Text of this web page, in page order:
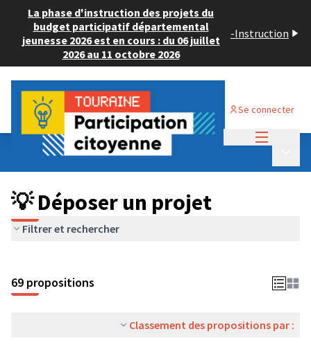
La phase d'instruction des projets du
budget participatif départemental
jeunesse 2026 est en cours : du 06 juillet
2026 au 11 octobre 2026
-Instruction
Se connecter
Budget Participatif ADULTE 2024
💡 Déposer un projet
💡 Déposer un projet
Filtrer et rechercher
69 propositions
Classement des propositions par :